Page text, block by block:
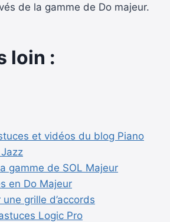
de la gamme de Do majeur.
loin :
et vidéos du blog Piano
gamme de SOL Majeur
en Do Majeur
grille d’accords
Logic Pro